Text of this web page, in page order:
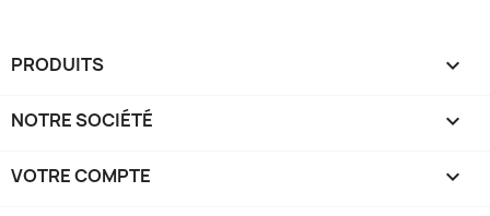
PRODUITS 
NOTRE SOCIÉTÉ 
VOTRE COMPTE 